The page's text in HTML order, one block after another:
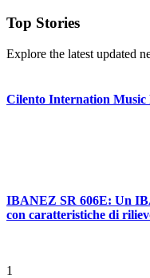
Top Stories
Explore the latest updated
Cilento Internation Music
IBANEZ SR 606E: Un
con caratteristiche di
1